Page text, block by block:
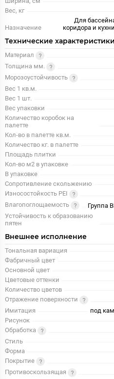
Вес, кг
Назначение
Для
коридора и
Технические характеристики
Материал
Толщина мм.
Морозоустойчивость
Вес 1 кв.м.
Вес 1 шт.
Вес упаковки
Количество коробок на
палетте
Кол-во в палетте кв.м.
Количество кг. в палетте
Площадь плитки
Кол-во м2 в упаковке
В упаковке
Сопротивление скольжению
Износостойкость PEI
Влагопоглощаемость
Группа
Устойчивость к образованию
пятен
Внешнее исполнение
Тональная вариация
Фабричный цвет
Основной цвет
Цветовые оттенки
Количество цветов
Отражение поверхности
Имитация
под
Рисунок
Обработка
Стиль
Форма
Покрытие
Противоскользящая